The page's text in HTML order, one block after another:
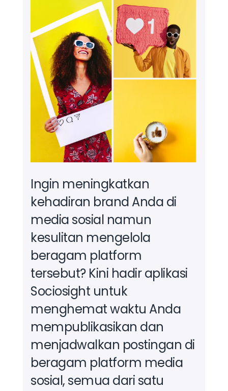
Ingin meningkatkan
kehadiran brand Anda di
media sosial namun
kesulitan mengelola
beragam platform
tersebut? Kini hadir aplikasi
Sociosight untuk
menghemat waktu Anda
mempublikasikan dan
menjadwalkan postingan di
beragam platform media
sosial, semua dari satu